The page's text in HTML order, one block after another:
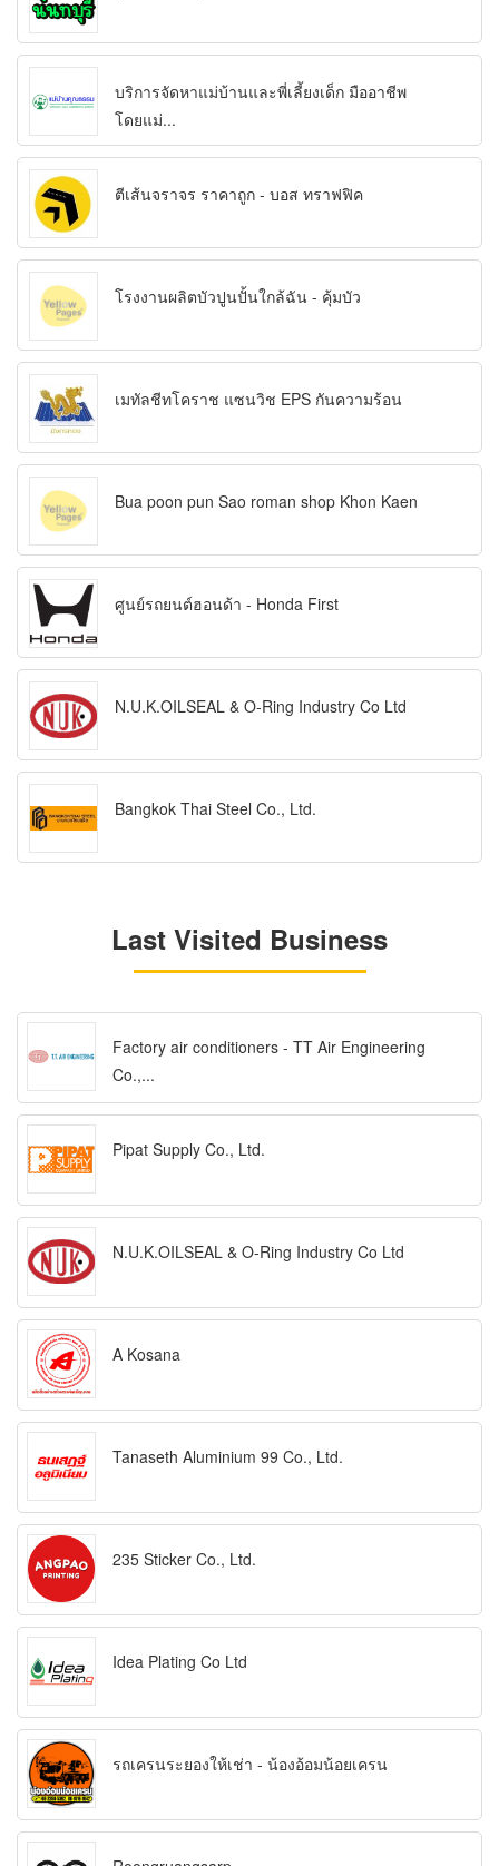
บริการจัดหาแม่บ้านและพี่เลี้ยงเด็ก มืออาชีพ
โดยแม่...
ตีเส้นจราจร ราคาถูก - บอส ทราฟฟิค
โรงงานผลิตบัวปูนปั้นใกล้ฉัน - คุ้มบัว
เมทัลชีทโคราช แซนวิช EPS กันความร้อน
Bua poon pun Sao roman shop Khon Kaen
ศูนย์รถยนต์ฮอนด้า - Honda First
N.U.K.OILSEAL & O-Ring Industry Co Ltd
Bangkok Thai Steel Co., Ltd.
Last Visited Business
Factory air conditioners - TT Air Engineering
Co.,...
Pipat Supply Co., Ltd.
N.U.K.OILSEAL & O-Ring Industry Co Ltd
A Kosana
Tanaseth Aluminium 99 Co., Ltd.
235 Sticker Co., Ltd.
Idea Plating Co Ltd
รถเครนระยองให้เช่า - น้องอ้อมน้อยเครน